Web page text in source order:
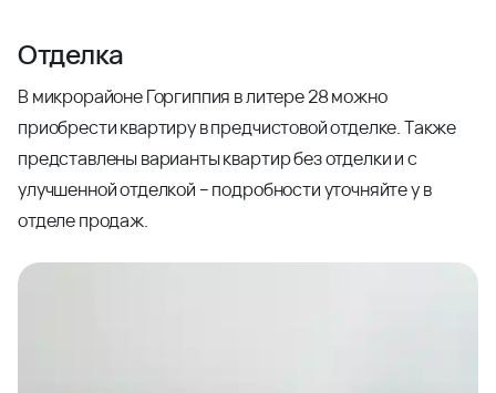
Отделка
В микрорайоне Горгиппия в литере 28 можно
приобрести квартиру в предчистовой отделке. Также
представлены варианты квартир без отделки и с
улучшенной отделкой – подробности уточняйте у в
отделе продаж.